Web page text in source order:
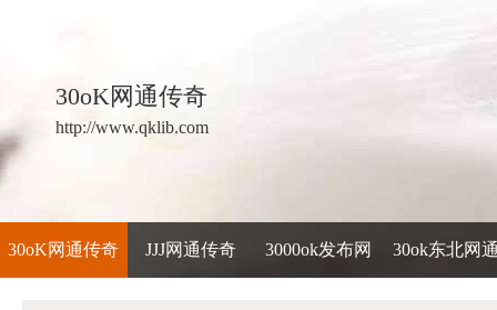
30oK网通传奇
http://www.qklib.com
30oK网通传奇 JJJ网通传奇 3000ok发布网 30ok东北网